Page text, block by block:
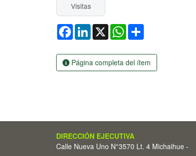
Visitas
FacebookLinkedIn
X WhatsApp
Página completa del ítem
DIRECCIÓN EJECUTIVA
Calle Nueva Uno N°3570 Lt. 4 Michaihue -